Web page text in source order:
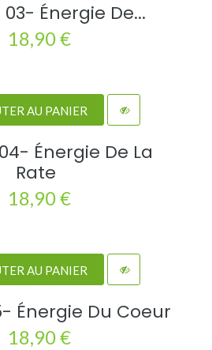
Énergie De...
18,90 €
AU PANIER
Énergie De La
Rate
18,90 €
AU PANIER
Énergie Du Coeur
18,90 €